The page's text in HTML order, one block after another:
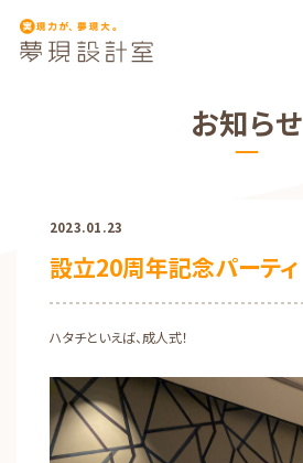
お知らせ
2023.01.23
設立20周年記念パーティ
ハタチといえば、成人式！